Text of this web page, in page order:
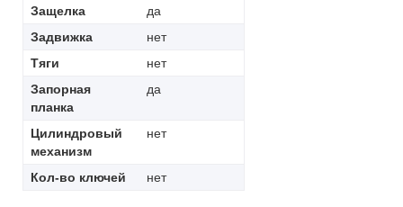
Защелка
да
Задвижка
нет
Тяги
нет
Запорная
планка
да
Цилиндровый
механизм
нет
Кол-во ключей нет